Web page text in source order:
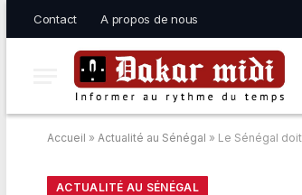
Contact A propos de nous
Accueil » Actualité au Sénégal » Le Sénégal
ACTUALITÉ AU SÉNÉGAL